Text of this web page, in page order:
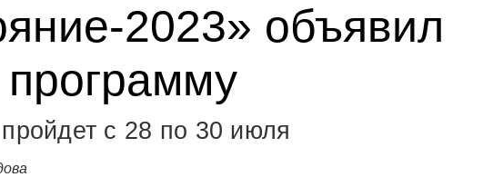
2023» объявил
с 28 по 30 июля